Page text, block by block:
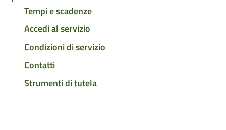
Tempi e scadenze
Accedi al servizio
Condizioni di servizio
Contatti
Strumenti di tutela